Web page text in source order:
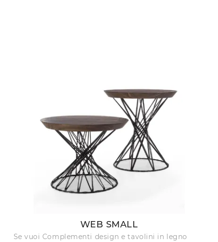
WEB SMALL
Se vuoi Complementi design e tavolini in legno